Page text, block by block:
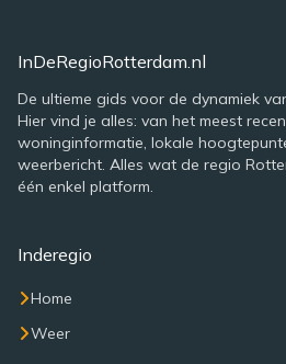
InDeRegioRotterdam.nl
De ultieme gids voor de dynamiek
Hier vind je alles: van het meest
woninginformatie, lokale
weerbericht. Alles wat de regio
één enkel platform.
Inderegio
Home
Weer